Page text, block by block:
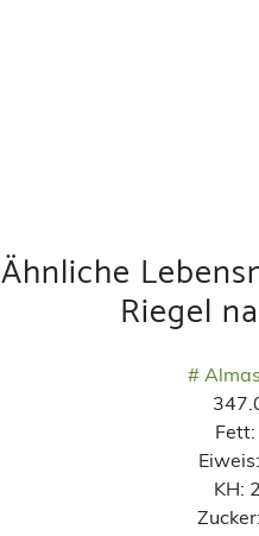
Ähnliche
Riegel
#
Fett:
Eiweis:
KH:
Zucker: